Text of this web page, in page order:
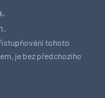
tohoto
je bez předchozího